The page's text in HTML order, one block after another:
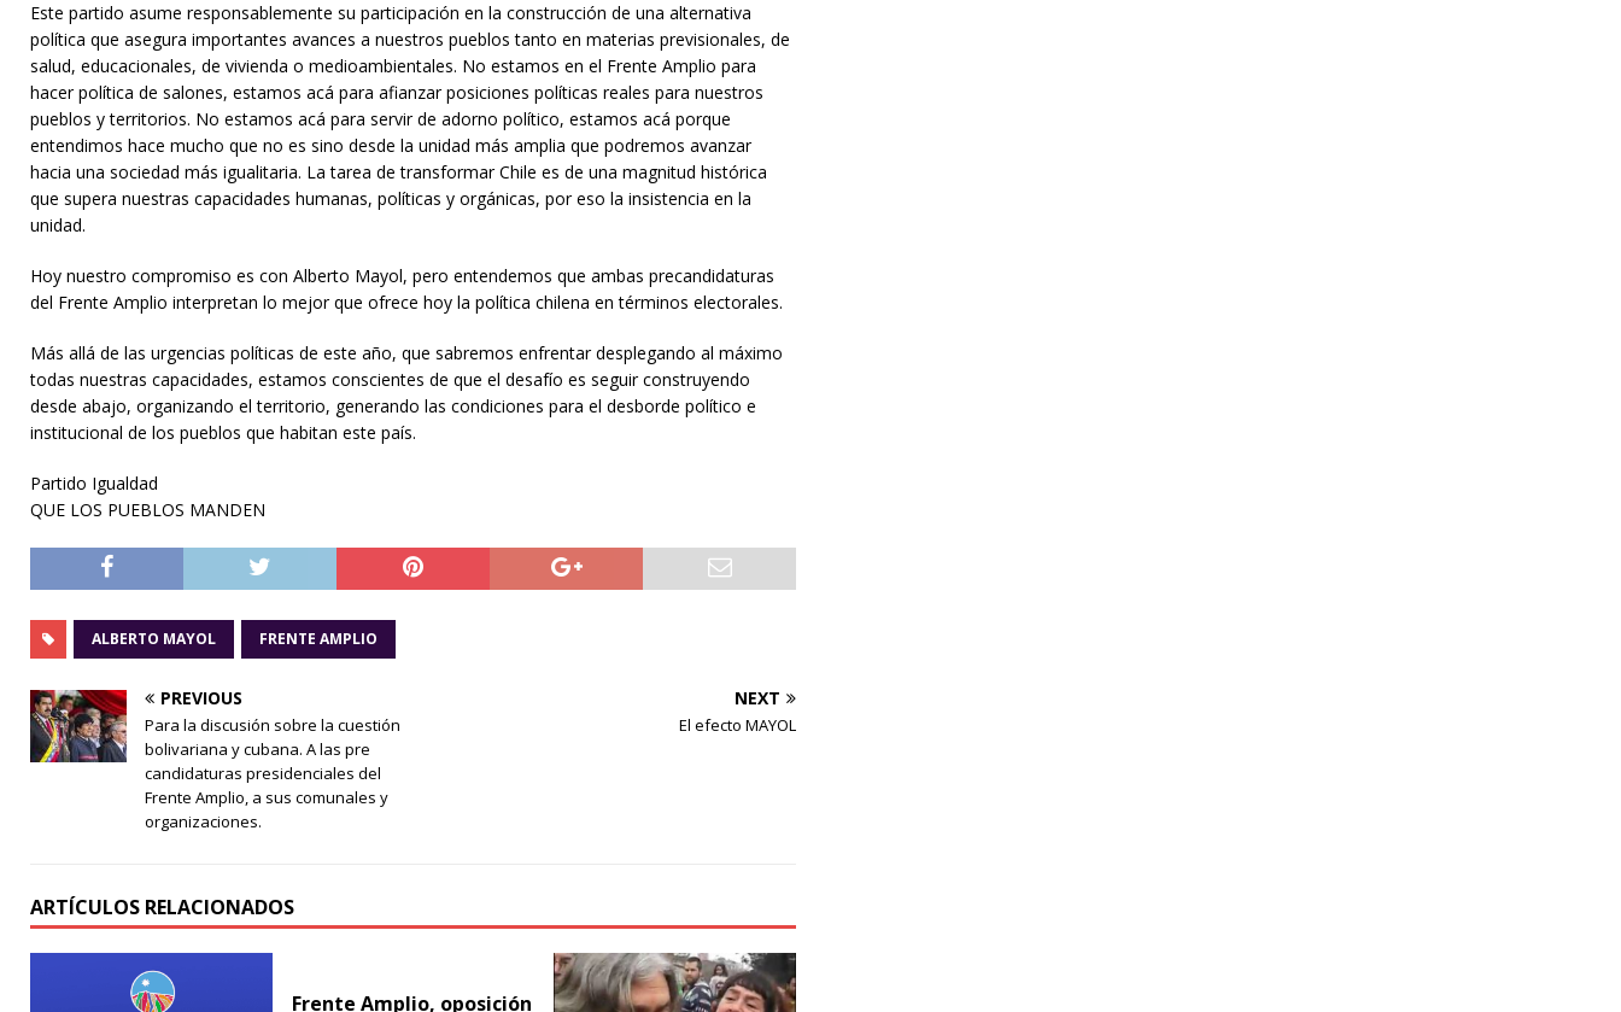
Este partido asume responsablemente su participación en la construcción de una alternativa
política que asegura importantes avances a nuestros pueblos tanto en materias previsionales, de
salud, educacionales, de vivienda o medioambientales. No estamos en el Frente Amplio para
hacer política de salones, estamos acá para afianzar posiciones políticas reales para nuestros
pueblos y territorios. No estamos acá para servir de adorno político, estamos acá porque
entendimos hace mucho que no es sino desde la unidad más amplia que podremos avanzar
hacia una sociedad más igualitaria. La tarea de transformar Chile es de una magnitud histórica
que supera nuestras capacidades humanas, políticas y orgánicas, por eso la insistencia en la
unidad.
Hoy nuestro compromiso es con Alberto Mayol, pero entendemos que ambas precandidaturas
del Frente Amplio interpretan lo mejor que ofrece hoy la política chilena en términos electorales.
Más allá de las urgencias políticas de este año, que sabremos enfrentar desplegando al máximo
todas nuestras capacidades, estamos conscientes de que el desafío es seguir construyendo
desde abajo, organizando el territorio, generando las condiciones para el desborde político e
institucional de los pueblos que habitan este país.
Partido Igualdad
QUE LOS PUEBLOS MANDEN
ALBERTO MAYOL FRENTE AMPLIO
PREVIOUS
Para la discusión sobre la cuestión
bolivariana y cubana. A las pre
candidaturas presidenciales del
Frente Amplio, a sus comunales y
organizaciones.
NEXT
El efecto MAYOL
ARTÍCULOS RELACIONADOS
Frente Amplio, oposición